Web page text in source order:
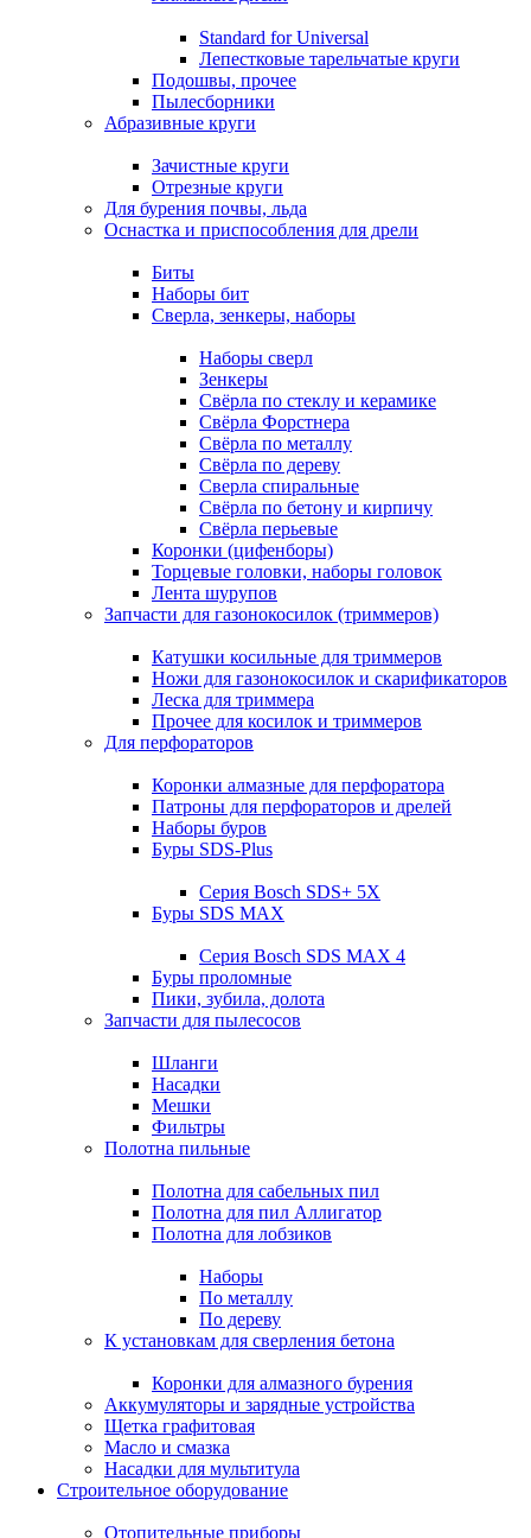
Standard for Universal
Лепестковые тарельчатые круги
Подошвы, прочее
Пылесборники
Абразивные круги
Зачистные круги
Отрезные круги
Для бурения почвы, льда
Оснастка и приспособления для дрели
Биты
Наборы бит
Сверла, зенкеры, наборы
Наборы сверл
Зенкеры
Свёрла по стеклу и керамике
Свёрла Форстнера
Свёрла по металлу
Свёрла по дереву
Сверла спиральные
Свёрла по бетону и кирпичу
Свёрла перьевые
Коронки (цифенборы)
Торцевые головки, наборы головок
Лента шурупов
Запчасти для газонокосилок (триммеров)
Катушки косильные для триммеров
Ножи для газонокосилок и скарификаторов
Леска для триммера
Прочее для косилок и триммеров
Для перфораторов
Коронки алмазные для перфоратора
Патроны для перфораторов и дрелей
Наборы буров
Буры SDS-Plus
Серия Bosch SDS+ 5X
Буры SDS MAX
Серия Bosch SDS MAX 4
Буры проломные
Пики, зубила, долота
Запчасти для пылесосов
Шланги
Насадки
Мешки
Фильтры
Полотна пильные
Полотна для сабельных пил
Полотна для пил Аллигатор
Полотна для лобзиков
Наборы
По металлу
По дереву
К установкам для сверления бетона
Коронки для алмазного бурения
Аккумуляторы и зарядные устройства
Щетка графитовая
Масло и смазка
Насадки для мультитула
Строительное оборудование
Отопительные приборы